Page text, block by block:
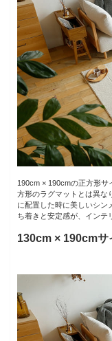
190cm × 190cmの正方形
方形のラグマットとは異な
に配置した時に美しいシン
ち着きと安定感が、インテ
130cm × 190cmサ